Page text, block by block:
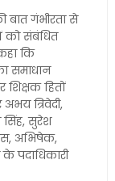
बात गंभीरता से
को संबंधित
कि
समाधान
शिक्षक हितों
त्रिवेदी,
सुरेश
अभिषेक,
पदाधिकारी